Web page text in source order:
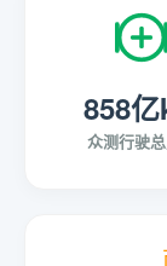
858
众测行驶